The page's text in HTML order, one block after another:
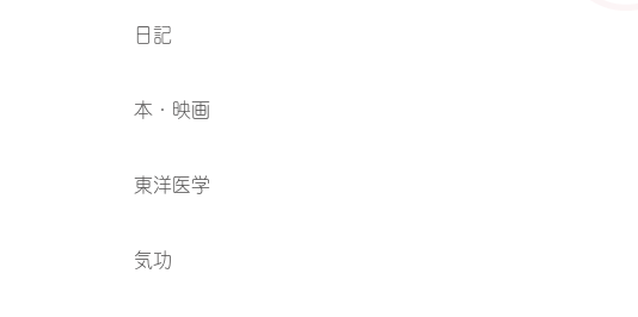
日記
本・映画
東洋医学
気功